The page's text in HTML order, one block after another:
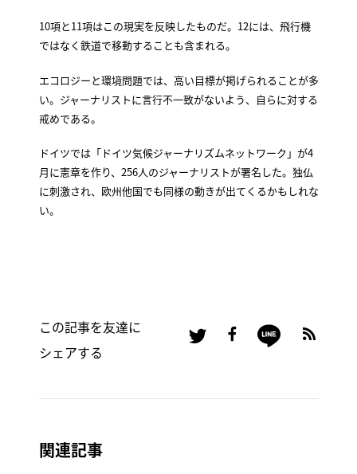
10項と11項はこの現実を反映したものだ。12には、飛行機
ではなく鉄道で移動することも含まれる。
エコロジーと環境問題では、高い目標が掲げられることが多
い。ジャーナリストに言行不一致がないよう、自らに対する
戒めである。
ドイツでは「ドイツ気候ジャーナリズムネットワーク」が4
月に憲章を作り、256人のジャーナリストが署名した。独仏
に刺激され、欧州他国でも同様の動きが出てくるかもしれな
い。
この記事を友達に
シェアする
関連記事